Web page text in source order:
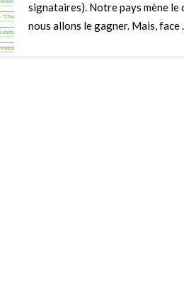
et
le
signataires). Notre pays mène
nous allons le gagner. Mais, face